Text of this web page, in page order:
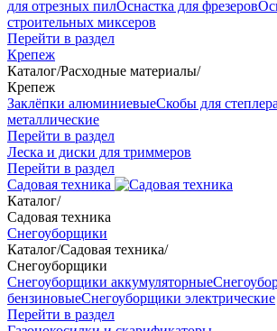
для отрезных пилОснастка для фрезеров
строительных миксеров
Перейти в раздел
Крепеж
Каталог/Расходные материалы/
Крепеж
Заклёпки алюминиевыеСкобы для степлера
металлические
Перейти в раздел
Леска и диски для триммеров
Перейти в раздел
Садовая техника
Каталог/
Садовая техника
Снегоуборщики
Каталог/Садовая техника/
Снегоуборщики
Снегоуборщики аккумуляторные
бензиновыеСнегоуборщики электрические
Перейти в раздел